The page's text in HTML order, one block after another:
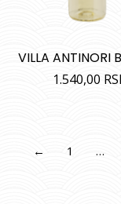
VILLA ANTINORI
1.540,00
← 1 …